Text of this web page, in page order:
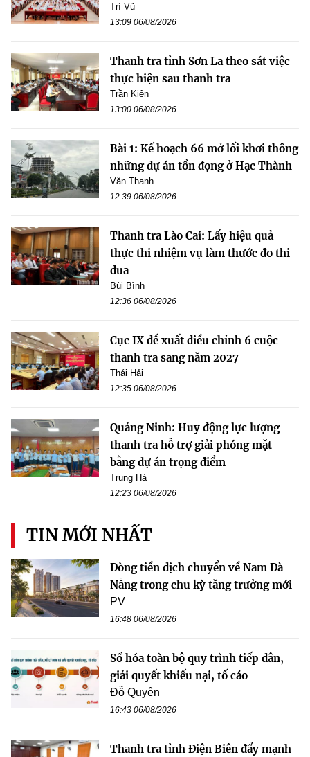
Trí Vũ
13:09 06/08/2026
Thanh tra tỉnh Sơn La theo sát việc
thực hiện sau thanh tra
Trần Kiên
13:00 06/08/2026
Bài 1: Kế hoạch 66 mở lối khơi thông
những dự án tồn đọng ở Hạc Thành
Văn Thanh
12:39 06/08/2026
Thanh tra Lào Cai: Lấy hiệu quả
thực thi nhiệm vụ làm thước đo thi
đua
Bùi Bình
12:36 06/08/2026
Cục IX đề xuất điều chỉnh 6 cuộc
thanh tra sang năm 2027
Thái Hải
12:35 06/08/2026
Quảng Ninh: Huy động lực lượng
thanh tra hỗ trợ giải phóng mặt
bằng dự án trọng điểm
Trung Hà
12:23 06/08/2026
TIN MỚI NHẤT
Dòng tiền dịch chuyển về Nam Đà
Nẵng trong chu kỳ tăng trưởng mới
PV
16:48 06/08/2026
Số hóa toàn bộ quy trình tiếp dân,
giải quyết khiếu nại, tố cáo
Đỗ Quyên
16:43 06/08/2026
Thanh tra tỉnh Điện Biên đẩy mạnh